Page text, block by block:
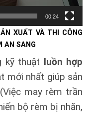
00:24
XUẤT VÀ THI CÔNG
AN SANG
kỹ thuật luồn hợp
mới nhất giúp sản
(Việc may rèm trần
bộ rèm bị nhăn,